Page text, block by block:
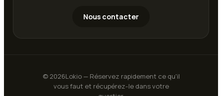
Nous contacter
© 2026Lokio — Réservez rapidement ce qu'il
vous faut et récupérez-le dans votre